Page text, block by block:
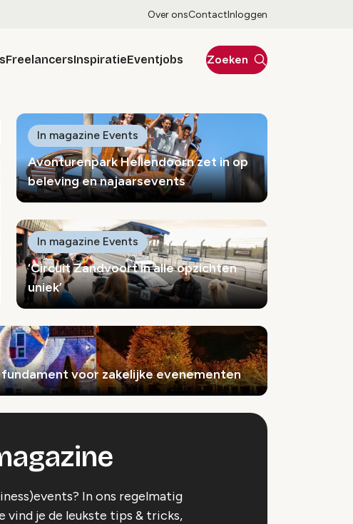
Over onsContactInloggen
FreelancersInspiratieEventjobs Zoeken
Avonturenpark Hellendoorn zet in op
beleving en najaarsevents
In magazine Events
‘Circuit Zandvoort in alle opzichten
uniek’
In magazine Events
fundament voor zakelijke evenementen
In ons regelmatig
vind je de leukste tips & tricks,